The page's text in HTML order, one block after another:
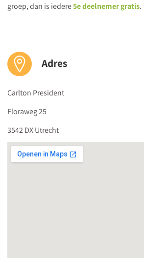
Hoe herken je de spelontwikkeling van
observaties?
groep, dan is iedere5e deelnemer gratis.
Adres
Carlton President
Floraweg 25
3542 DX Utrecht